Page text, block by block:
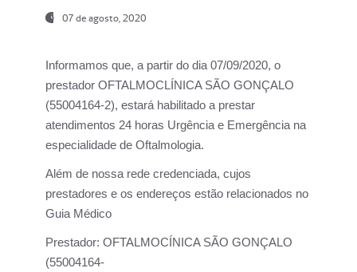
07 de agosto, 2020
Informamos que, a partir do dia07/09/2020, o
prestador OFTALMOCLÍNICA SÃO GONÇALO
(55004164-2), estará habilitado a prestar
atendimentos 24 horas Urgência e Emergência na
especialidade de Oftalmologia.
Além de nossa rede credenciada, cujos
prestadores e os endereços estão relacionados no
Guia Médico
Prestador: OFTALMOCÍNICA SÃO GONÇALO
(55004164-